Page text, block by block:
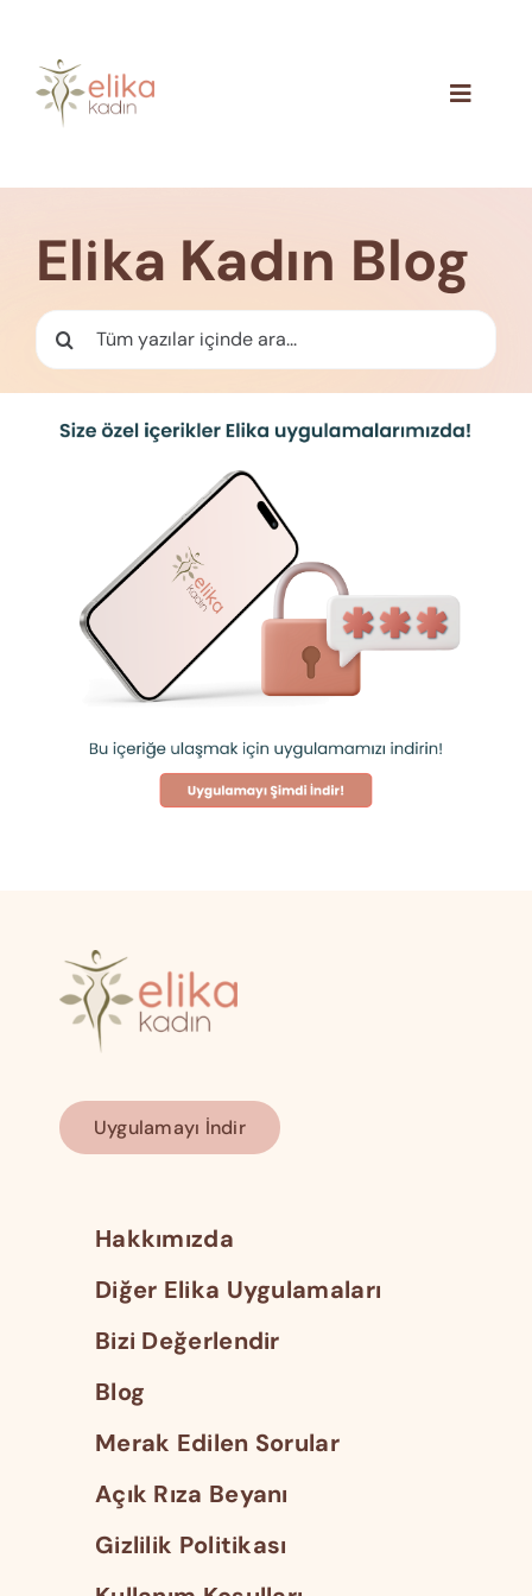
content
Toggle
İletişim
Elika Kadın Blog
Ara:
Uygulamayı İndir
Hakkımızda
Diğer Elika Uygulamaları
Bizi Değerlendir
Blog
Merak Edilen Sorular
Açık Rıza Beyanı
Gizlilik Politikası